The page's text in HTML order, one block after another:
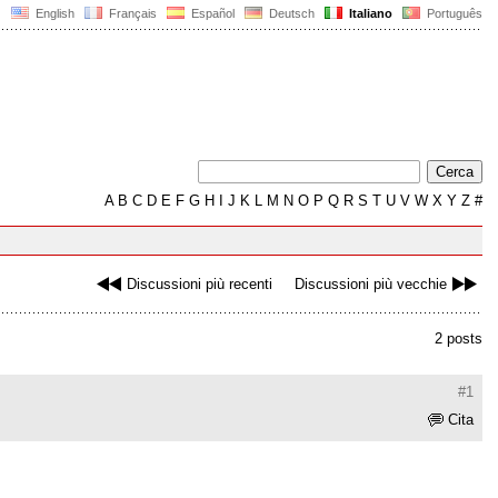
English Français Español Deutsch Italiano Português
AB C D E F G H J K L M N O P Q R S T U V W X Y Z #
Discussioni più recenti Discussioni più vecchie
2 posts
#1
Cita